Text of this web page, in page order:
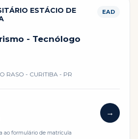
ESTÁCIO DE
EAD
- Tecnólogo
RASO - CURITIBA - PR
→
ao formulário de matrícula